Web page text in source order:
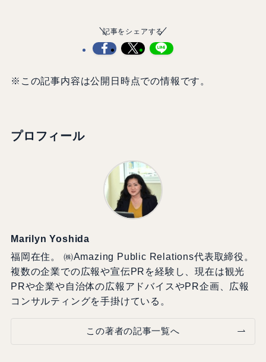
記事をシェアする
※この記事内容は公開日時点での情報です。
プロフィール
Marilyn Yoshida
福岡在住。 ㈱Amazing Public Relations代表取締役。
複数の企業での広報や宣伝PRを経験し、現在は観光
PRや企業や自治体の広報アドバイスやPR企画、広報
コンサルティングを手掛けている。
この著者の記事一覧へ